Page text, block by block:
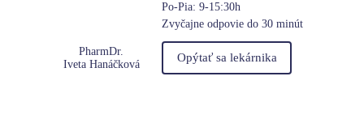
PharmDr.
Iveta Hanáčková
Po-Pia: 9-15:30h
Zvyčajne odpovie do 30 minút
Opýtať sa lekárnika